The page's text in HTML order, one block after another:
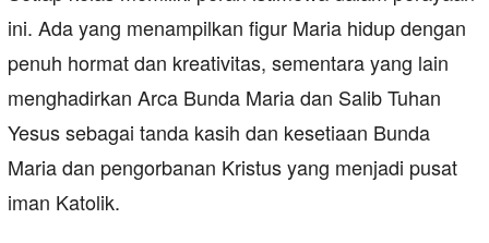
ini. Ada yang menampilkan figur Maria hidup dengan
penuh hormat dan kreativitas, sementara yang lain
menghadirkan Arca Bunda Maria dan Salib Tuhan
Yesus sebagai tanda kasih dan kesetiaan Bunda
Maria dan pengorbanan Kristus yang menjadi pusat
iman Katolik.